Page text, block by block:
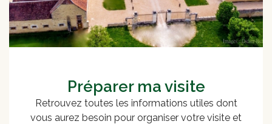
Préparer ma visite
Retrouvez toutes les informations utiles dont
vous aurez besoin pour organiser votre visite et